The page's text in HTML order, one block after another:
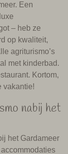
Een
– heb ze
op kwaliteit,
agriturismo’s
met kinderbad.
Kortom,
vakantie!
nabij het
het Gardameer